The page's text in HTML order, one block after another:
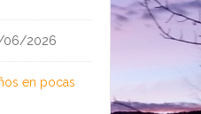
06/2026
en pocas